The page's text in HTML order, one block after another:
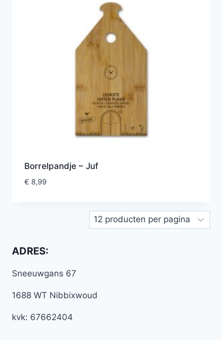
Borrelpandje – Juf
€ 8,99
ADRES:
Sneeuwgans 67
1688 WT Nibbixwoud
kvk: 67662404